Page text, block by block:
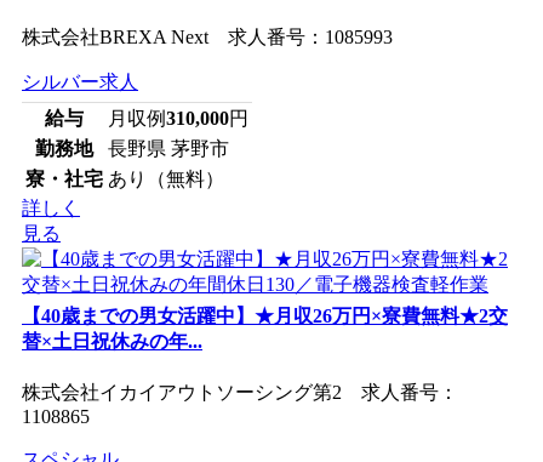
株式会社BREXA Next 求人番号：1085993
シルバー求人
給与
月収例310,000円
勤務地
長野県 茅野市
寮・社宅 あり（無料）
詳しく
見る
【40歳までの男女活躍中】★月収26万円×寮費無料★2交
替×土日祝休みの年...
株式会社イカイアウトソーシング第2 求人番号：
1108865